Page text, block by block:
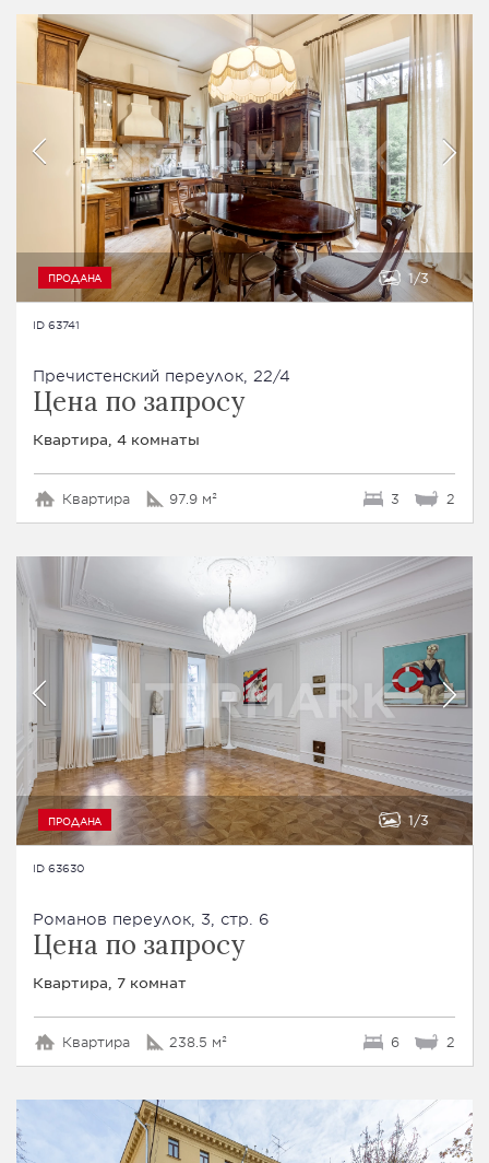
ПРОДАНА 1 3
ID 63741
Пречистенский переулок, 22/4
Цена по запросу
Квартира, 4 комнаты
Квартира 97.9 м² 3 2
ПРОДАНА 1 3
ID 63630
Романов переулок, 3, стр. 6
Цена по запросу
Квартира, 7 комнат
Квартира 238.5 м² 6 2